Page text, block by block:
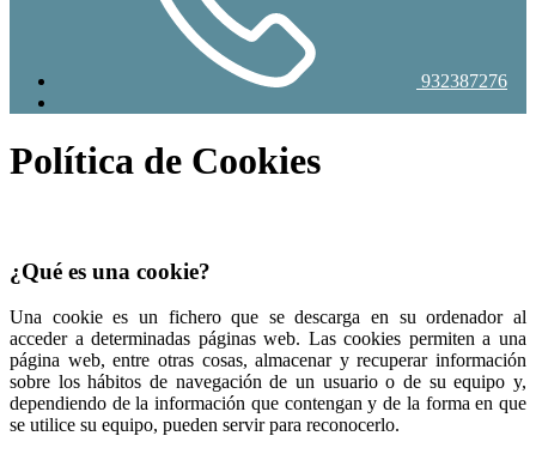
932387276
Política de Cookies
¿Qué es una cookie?
Una cookie es un fichero que se descarga en su ordenador al
acceder a determinadas páginas web. Las cookies permiten a una
página web, entre otras cosas, almacenar y recuperar información
sobre los hábitos de navegación de un usuario o de su equipo y,
dependiendo de la información que contengan y de la forma en que
se utilice su equipo, pueden servir para reconocerlo.